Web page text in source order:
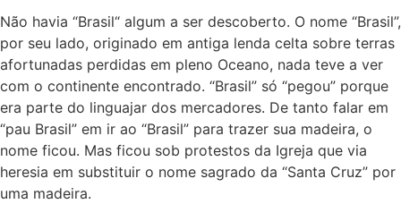
Não havia “Brasil“ algum a ser descoberto. O nome “Brasil”,
por seu lado, originado em antiga lenda celta sobre terras
afortunadas perdidas em pleno Oceano, nada teve a ver
com o continente encontrado. “Brasil” só “pegou” porque
era parte do linguajar dos mercadores. De tanto falar em
“pau Brasil” em ir ao “Brasil” para trazer sua madeira, o
nome ficou. Mas ficou sob protestos da Igreja que via
heresia em substituir o nome sagrado da “Santa Cruz” por
uma madeira.